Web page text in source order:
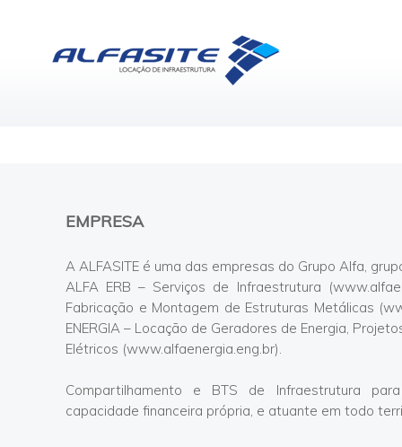
EMPRESA
A ALFASITE é uma das empresas do Grupo Alfa,
ALFA ERB – Serviços de Infraestrutura (
Fabricação e Montagem de Estruturas Metálicas (
ENERGIA – Locação de Geradores de Energia,
Elétricos (www.alfaenergia.eng.br).
Compartilhamento e BTS de Infraestrutura para
capacidade financeira própria, e atuante em todo